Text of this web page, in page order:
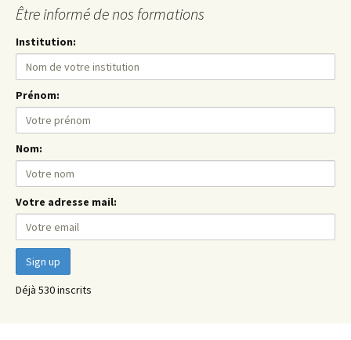
Être informé de nos formations
Institution:
Prénom:
Nom:
Votre adresse mail:
Déjà 530 inscrits